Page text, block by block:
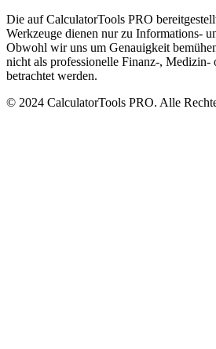
Die auf CalculatorTools PRO
Werkzeuge dienen nur zu Informations-
Obwohl wir uns um Genauigkeit
nicht als professionelle Finanz-, Medizin-
betrachtet werden.
© 2024 CalculatorTools PRO. Alle